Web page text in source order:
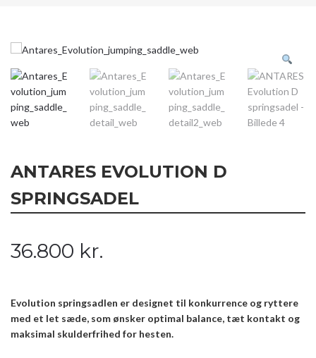
ANTARES EVOLUTION D
SPRINGSADEL
36.800 kr.
Evolution springsadlen er designet til konkurrence og ryttere
med et let sæde, som ønsker optimal balance, tæt kontakt og
maksimal skulderfrihed for hesten.